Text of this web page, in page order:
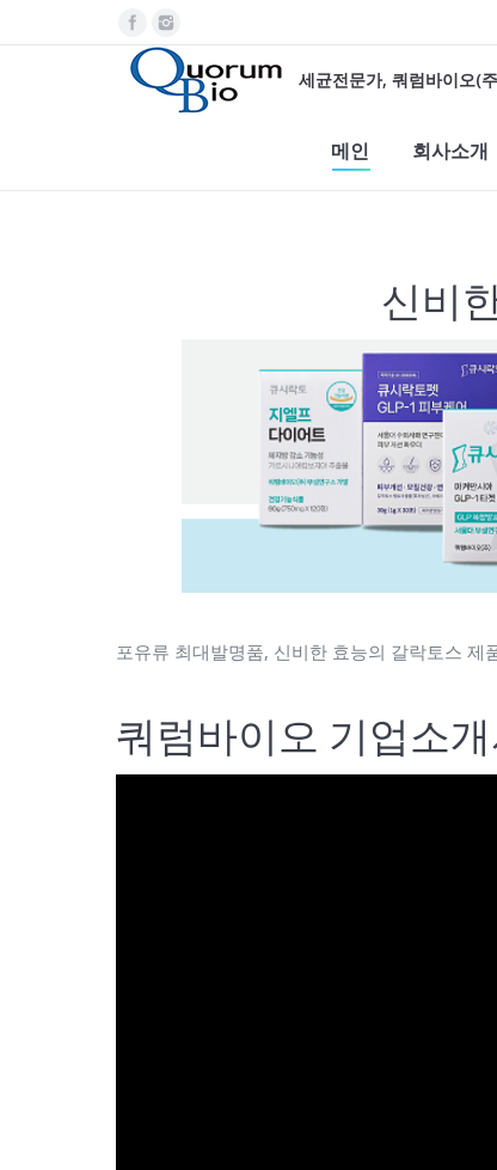
세균전문가, 쿼럼바이오(
메인 회사소개
신비
포유류 최대발명품, 신비한 효능의 갈락토스
쿼럼바이오 기업소